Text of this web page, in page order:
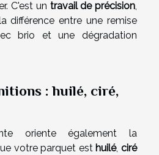
C'est un travail de précision,
différence entre une remise
brio et une dégradation
: huilé, ciré,
oriente également la
votre parquet est huilé,ciré